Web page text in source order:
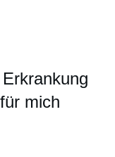
mich